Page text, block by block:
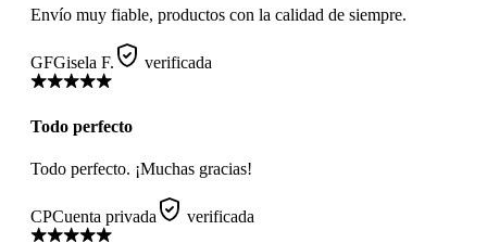
Envío muy fiable, productos con la calidad de siempre.
GFGisela F. verificada
Todo perfecto
Todo perfecto. ¡Muchas gracias!
CPCuenta privada verificada